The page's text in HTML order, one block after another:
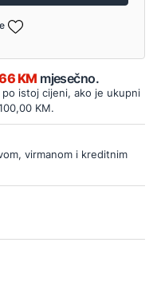
KM mjesečno.
istoj cijeni, ako je ukupni
KM.
virmanom i kreditnim